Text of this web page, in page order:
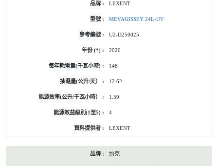
LEXENT
MEVAGISSEY 24L-UV
U2-D250025
2020
148
12.62
1.59
4
LEXENT
約克